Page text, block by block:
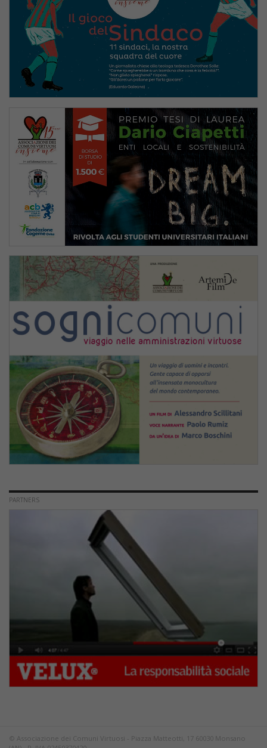
PARTNERS
© Associazione dei Comuni Virtuosi - Piazza Matteotti, 17 60030 Monsano